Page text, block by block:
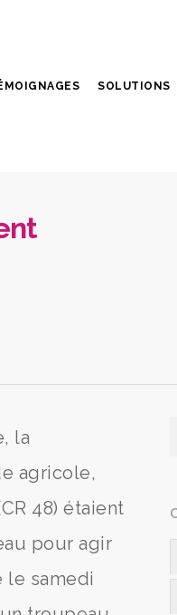
SOLUTIONS
la
agricole,
48) étaient
pour agir
le samedi